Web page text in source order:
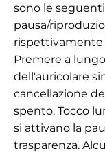
sono le
pausa/
rispettivamente
Premere a
dell'auricolare
cancellazione
spento. Tocco
si attivano la
trasparenza.